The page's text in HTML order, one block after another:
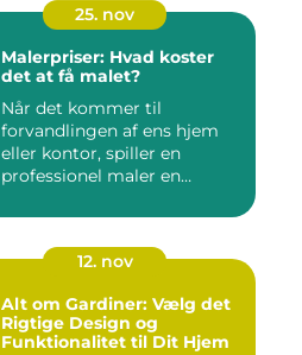
25. nov
Malerpriser: Hvad koster
det at få malet?
Når det kommer til
forvandlingen af ens hjem
eller kontor, spiller en
professionel maler en
12. nov
Alt om Gardiner: Vælg det
Rigtige Design og
Funktionalitet til Dit Hjem